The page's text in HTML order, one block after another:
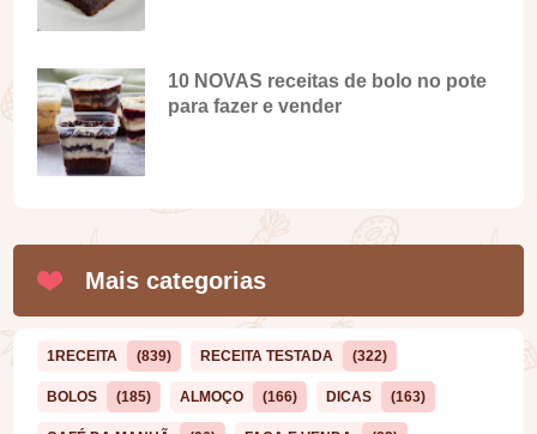
10 NOVAS receitas de bolo no pote
para fazer e vender
Mais categorias
1RECEITA (839) RECEITA TESTADA (322)
BOLOS (185) ALMOÇO (166) DICAS (163)